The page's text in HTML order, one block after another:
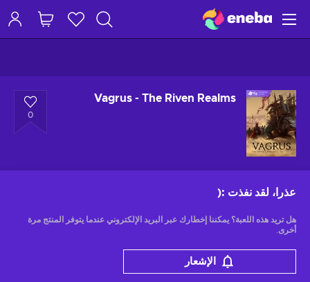
Vagrus - The Riven Realms
0
عذرا، لقد نفذت :(
هل تريد هذه اللعبة؟ يمكننا إخطارك عبر البريد الإلكتروني عندما يتوفر المنتج مرة
أخرى.
الإشعار